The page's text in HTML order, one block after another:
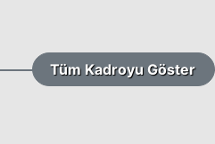
Tüm Kadroyu Göster